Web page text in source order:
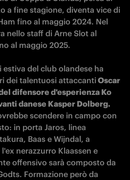
a fine stagione, diventa vice di
fino al maggio 2024. Nel
nello staff di Arne Slot al
al maggio 2025.
del club olandese ha
dei talentuosi attaccanti Oscar
difensore d'esperienza Ko
danese Kasper Dolberg.
scendere in campo con
in porta Jaros, linea
Baas e Wijndal, a
nerazzurro Klaassen e
offensivo sarà composto da
Formazione però da